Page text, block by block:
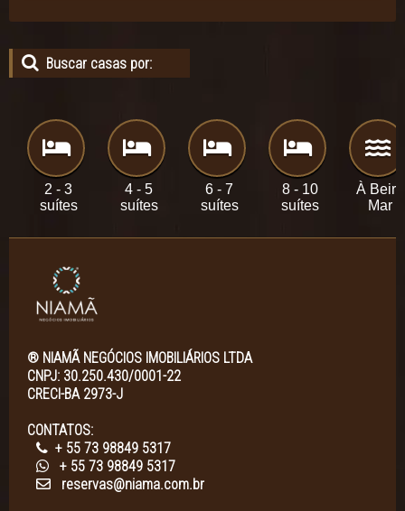
Buscar casas por:
2 - 3
suítes
4 - 5
suítes
6 - 7
suítes
8 - 10
suítes
À Beira
Mar
® NIAMÃ NEGÓCIOS IMOBILIÁRIOS LTDA
CNPJ: 30.250.430/0001-22
CRECI-BA 2973-J
CONTATOS:
+ 55 73 98849 5317
+ 55 73 98849 5317
reservas@niama.com.br